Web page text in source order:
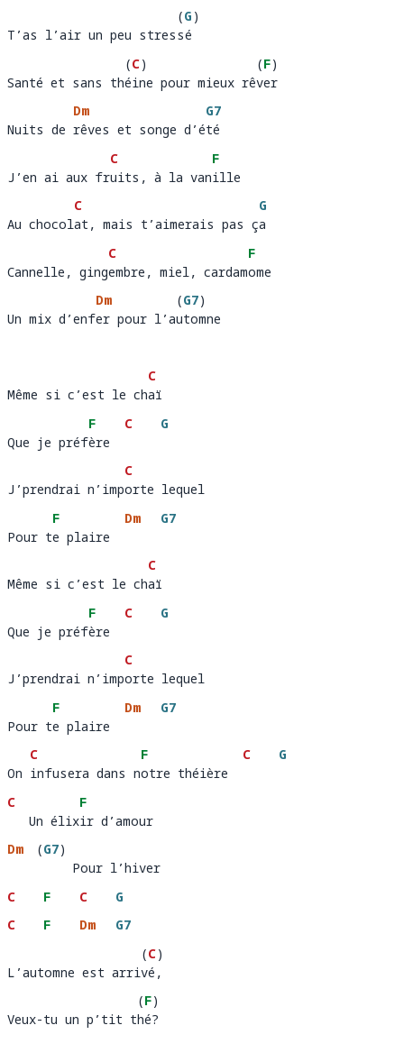
T’as l’air un peu stres
(G )
é
T’as l’air un peu stressé
Santé et sans th
(C)
ine pour mieux rê
(F)
er
Santé et sans théine pour mieux rêver
Nuits de
Dm
rêves et songe d’é
G7
té
Nuits de rêves et songe d’été
J’en ai aux fr
C
uits, à la van
F
i
J’en ai aux fruits, à la vanille
Au chocol
C
at, mais t’aimerais pas ç
G
a
Au chocolat, mais t’aimerais pas ça
Cannelle, ging
C
embre, miel, cardam
F
o
Cannelle, gingembre, miel, cardamome
Un mix d’enf
Dm
er pour l’a
(G7)
tom
Un mix d’enfer pour l’automne
Même si c’est le ch
C
aï
Même si c’est le chaï
Que je préf
F
ère
C
G
Que je préfère
J’prendrai n’imp
C
orte lequel
J’prendrai n’importe lequel
Pour t
F
e plaire
Dm
G7
Pour te plaire
Même si c’est le ch
C
aï
Même si c’est le chaï
Que je préf
F
ère
C
G
Que je préfère
J’prendrai n’imp
C
orte lequel
J’prendrai n’importe lequel
Pour t
F
e plaire
Dm
G7
Pour te plaire
On
C
infusera dans n
F
otre théière
C
G
On infusera dans notre théière
C
   Un élix
F
ir d’amour
   Un élixir d’amour
Dm
(G7)
         Pour l’hiver
C
F C
G
C
F Dm G7
L’automne est arri
(C)
é,
L’automne est arrivé,
Veux-tu un p’tit t
(F)
é?
Veux-tu un p’tit thé?